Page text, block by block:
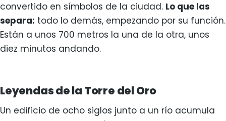
convertido en símbolos de la ciudad. Lo que las
separa: todo lo demás, empezando por su función.
Están a unos 700 metros la una de la otra, unos
diez minutos andando.
Leyendas de la Torre del Oro
Un edificio de ocho siglos junto a un río acumula